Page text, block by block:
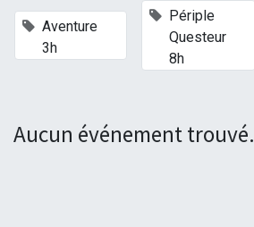
Aventure
3h
Périple
Questeur
8h
Aucun événement trouvé.